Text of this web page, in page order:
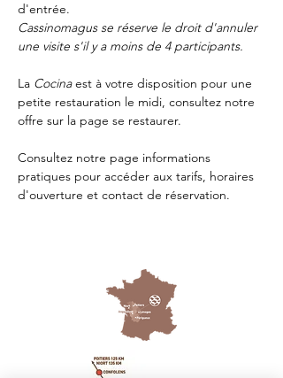
d'entrée.
Cassinomagus se réserve le droit d'annuler
une visite s'il y a moins de 4 participants.
La Cocina est à votre disposition pour une
petite restauration le midi, consultez notre
offre sur la page se restaurer.
Consultez notre page informations
pratiques pour accéder aux tarifs, horaires
d'ouverture et contact de réservation.